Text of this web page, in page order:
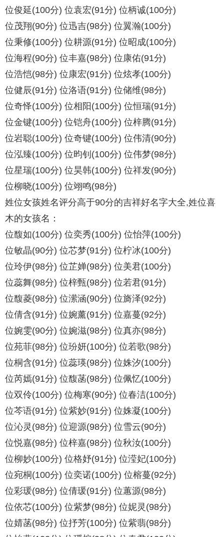
位俊延(100分) 位袁宏(91分) 位柄诚(100分)
位茂翔(90分) 位迅吉(98分) 位翼瀚(100分)
位秉修(100分) 位耕源(91分) 位昭成(100分)
位海程(90分) 位丰嘉(98分) 位康佑(91分)
位浩恺(98分) 位康宏(91分) 位炫孝(100分)
位健辰(91分) 位洛语(91分) 位储维(98分)
位奇怿(100分) 位相阳(100分) 位恒瑞(91分)
位金键(100分) 位铠舟(100分) 位梓腾(91分)
位岩聪(100分) 位奇键(100分) 位伟清(90分)
位泓臻(100分) 位昀钊(100分) 位伟梦(98分)
位星瑞(100分) 位昊韩(100分) 位祥发(90分)
位柳晓(100分) 位翊鸣(98分)
姓位女孩姓名评分高于90分的吉祥好名字大全,姓位喜
木的女孩名：
位馥如(100分) 位奕秀(100分) 位怡萍(100分)
位敏晶(90分) 位芯梦(91分) 位柠冰(100分)
位玲伊(98分) 位芷婵(98分) 位美君(100分)
位蕊舞(98分) 位梓甄(98分) 位若君(91分)
位馥菱(98分) 位潆涵(90分) 位旖泽(92分)
位倩含(91分) 位婉薰(91分) 位嘉蔓(92分)
位婉雯(90分) 位婉滋(98分) 位真亦(98分)
位苑菲(98分) 位玢妍(100分) 位若歌(98分)
位桐含(91分) 位蕊瑛(98分) 位姝汐(100分)
位芮嫣(91分) 位馥菡(98分) 位佩忆(100分)
位双伶(100分) 位梅寒(90分) 位春洁(100分)
位芩语(91分) 位紫妙(91分) 位姝凝(100分)
位沁灵(98分) 位迎源(98分) 位雪云(90分)
位悦嘉(98分) 位梓嘉(98分) 位秋汝(100分)
位柳妙(100分) 位格妤(91分) 位滢妃(100分)
位宛桐(100分) 位奕诺(100分) 位榕蔓(92分)
位彩瑗(98分) 位倩瑗(91分) 位蕙源(98分)
位依芯(100分) 位紫梦(98分) 位妮灵(98分)
位婧菡(98分) 位抒芳(100分) 位紫翡(98分)